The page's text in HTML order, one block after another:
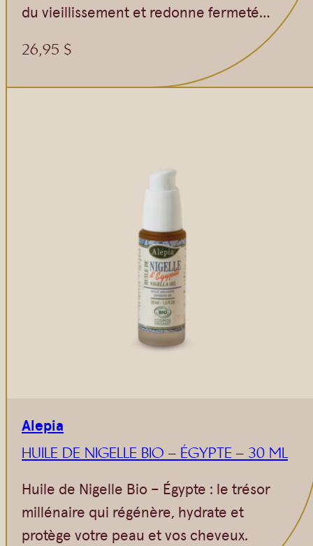
du vieillissement et redonne fermeté…
26,95 $
Alepia
HUILE DE NIGELLE BIO – ÉGYPTE – 30 ML
Huile de Nigelle Bio – Égypte : le trésor
millénaire qui régénère, hydrate et
protège votre peau et vos cheveux.